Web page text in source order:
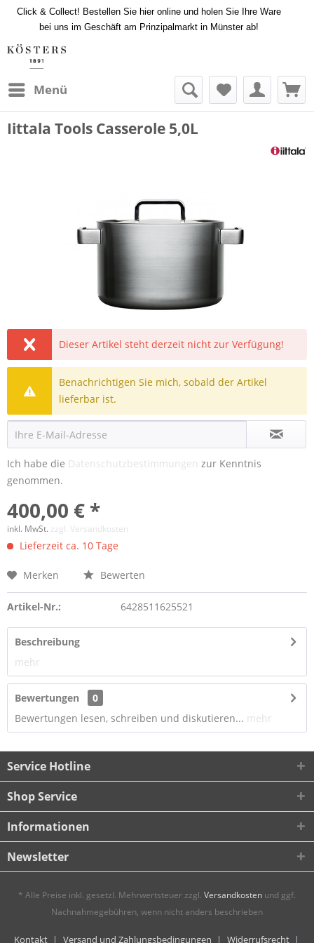
Click & Collect! Bestellen Sie hier online und holen Sie Ihre Ware
bei uns im Geschäft am Prinzipalmarkt in Münster ab!
Menü
Iittala Tools Casserole 5,0L
Dieser Artikel steht derzeit nicht zur Verfügung!
Benachrichtigen Sie mich, sobald der Artikel
lieferbar ist.
Ich habe die Datenschutzbestimmungen zur Kenntnis
genommen.
400,00 € *
inkl. MwSt. zzgl. Versandkosten
Lieferzeit ca. 10 Tage
Merken Bewerten
Artikel-Nr.: 6428511625521
Beschreibung
mehr
Bewertungen
0
Bewertungen lesen, schreiben und diskutieren... mehr
Service Hotline
Shop Service
Informationen
Newsletter
* Alle Preise inkl. gesetzl. Mehrwertsteuer zzgl. Versandkosten und ggf.
Nachnahmegebühren, wenn nicht anders beschrieben
Kontakt Versand und Zahlungsbedingungen Widerrufsrecht